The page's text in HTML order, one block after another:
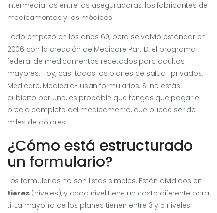
intermediarios entre las aseguradoras, los fabricantes de
medicamentos y los médicos.
Todo empezó en los años 60, pero se volvió estándar en
2006 con la creación de Medicare Part D, el programa
federal de medicamentos recetados para adultos
mayores. Hoy, casi todos los planes de salud -privados,
Medicare, Medicaid- usan formularios. Si no estás
cubierto por uno, es probable que tengas que pagar el
precio completo del medicamento, que puede ser de
miles de dólares.
¿Cómo está estructurado
un formulario?
Los formularios no son listas simples. Están divididos en
tieres (niveles), y cada nivel tiene un costo diferente para
ti. La mayoría de los planes tienen entre 3 y 5 niveles: